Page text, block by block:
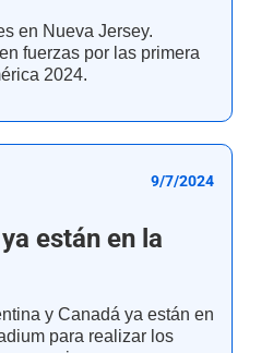
en Nueva Jersey.
fuerzas por las primera
2024.
9/7/2024
están en la
y Canadá ya están en
para realizar los